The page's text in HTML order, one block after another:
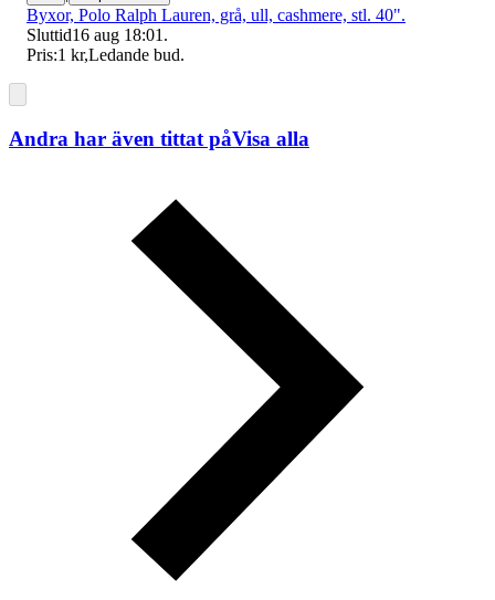
Byxor, Polo Ralph Lauren, grå, ull, cashmere, stl. 40".
Sluttid16 aug 18:01 .
Pris:1 kr,Ledande bud.
Andra har även tittat påVisa alla